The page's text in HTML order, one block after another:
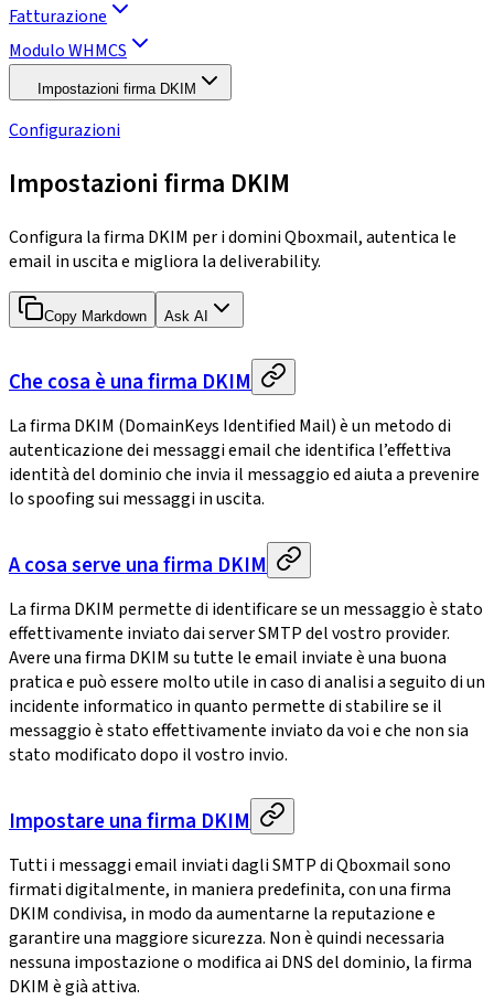
Fatturazione
Modulo WHMCS
Impostazioni firma DKIM
Configurazioni
Impostazioni firma DKIM
Configura la firma DKIM per i domini Qboxmail, autentica le
email in uscita e migliora la deliverability.
Copy Markdown Ask AI
Che cosa è una firma DKIM
La firma DKIM (DomainKeys Identified Mail) è un metodo di
autenticazione dei messaggi email che identifica l’effettiva
identità del dominio che invia il messaggio ed aiuta a prevenire
lo spoofing sui messaggi in uscita.
A cosa serve una firma DKIM
La firma DKIM permette di identificare se un messaggio è stato
effettivamente inviato dai server SMTP del vostro provider.
Avere una firma DKIM su tutte le email inviate è una buona
pratica e può essere molto utile in caso di analisi a seguito di un
incidente informatico in quanto permette di stabilire se il
messaggio è stato effettivamente inviato da voi e che non sia
stato modificato dopo il vostro invio.
Impostare una firma DKIM
Tutti i messaggi email inviati dagli SMTP di Qboxmail sono
firmati digitalmente, in maniera predefinita, con una firma
DKIM condivisa, in modo da aumentarne la reputazione e
garantire una maggiore sicurezza. Non è quindi necessaria
nessuna impostazione o modifica ai DNS del dominio, la firma
DKIM è già attiva.